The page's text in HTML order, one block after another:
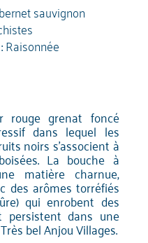
sauvignon
Raisonnée
rouge grenat foncé
dans lequel les
noirs s'associent à
La bouche à
matière charnue,
des arômes torréfiés
qui enrobent des
dans une
bel Anjou Villages.